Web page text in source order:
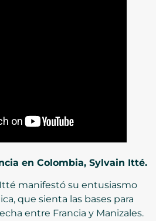
en Colombia, Sylvain Itté.
manifestó su entusiasmo
que sienta las bases para
entre Francia y Manizales.